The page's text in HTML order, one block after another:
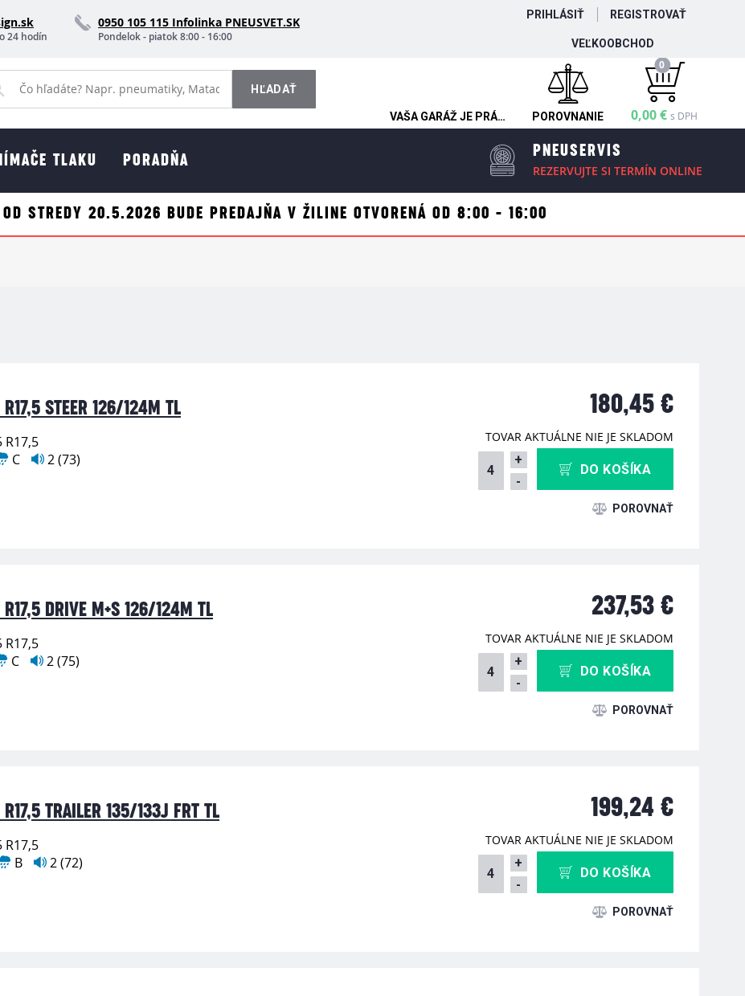
24 hodín
0950 105 115 Infolinka PNEUSVET.SK
Pondelok - piatok 8:00 - 16:00
PRIHLÁSIŤ REGISTROVAŤ
VEĽKOOBCHOD
VAŠA GARÁŽ JE PRÁZDNA POROVNANIE
0
0,00 € s DPH
TLAKU PORADŇA
PNEUSERVIS
REZERVUJTE SI TERMÍN ONLINE
STREDY 20.5.2026 BUDE PREDAJŇA V ŽILINE OTVORENÁ OD 8:00 - 16:00
STEER 126/124M TL
R17,5
C 2 (73)
180,45 €
TOVAR AKTUÁLNE NIE JE SKLADOM
+
-
DO KOŠÍKA
DRIVE M+S 126/124M TL
R17,5
C 2 (75)
237,53 €
TOVAR AKTUÁLNE NIE JE SKLADOM
+
-
DO KOŠÍKA
TRAILER 135/133J FRT TL
R17,5
B 2 (72)
199,24 €
TOVAR AKTUÁLNE NIE JE SKLADOM
+
-
DO KOŠÍKA